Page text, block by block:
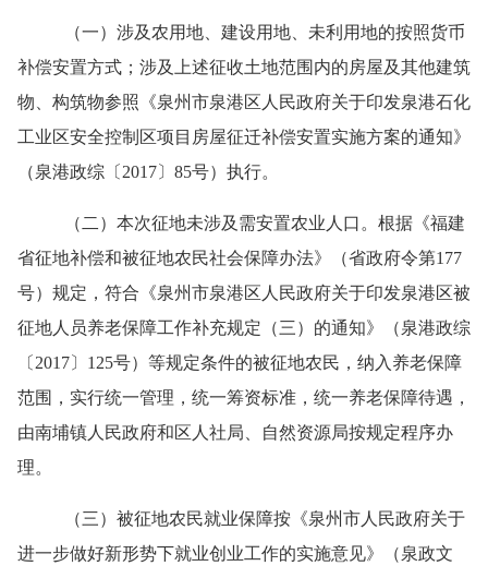
（一） 涉及农用地、建设用地、未利用地的按照货币
补偿安置方式；涉及上述征收土地范围内的房屋及其他建筑
物、构筑物参照《泉州市泉港区人民政府关于印发泉港石化
工业区安全控制区项目房屋征迁补偿安置实施方案的通知》
（泉港政综〔 2017〕85号）执行。
（ 二） 本次征地未涉及 需安置农业人口。根据《福建
省征地补偿和被征地农民社会保障办法》（省政府令第177
号）规定，符合《泉州市泉港区人民政府关于印发泉港区被
征地人员养老保障工作补充规定 （三） 的通知》（泉港政综
〔 201 7〕 1 25号）等规定条件的被征地农民，纳入养老保障
范围，实行统一管理，统一筹资标准，统一养老保障待遇，
由南埔镇 人民政府和区人社局、自然资源局按规定程序办
理。
（三） 被征地农民就业保障按《泉州市人民政府关于
进一步做好新形势下就业创业工作的实施意见》（泉政文